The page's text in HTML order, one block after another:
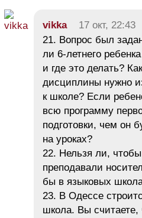
vikka 17 окт, 22:43
21. Вопрос был
ли 6-летнего
и где это делать?
дисциплины нужно
к школе? Если
всю программу
подготовки, чем он
на уроках?
22. Нельзя ли,
преподавали
бы в языковых
23. В Одессе
школа. Вы считаете,